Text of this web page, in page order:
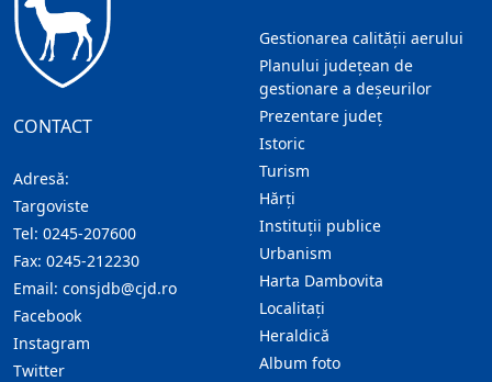
CONTACT
Adresă:
Targoviste
Tel: 0245-207600
Fax: 0245-212230
Email: consjdb@cjd.ro
Facebook
Instagram
Twitter
Gestionarea calității aerului
Planului județean de
gestionare a deșeurilor
Prezentare judeţ
Istoric
Turism
Hărţi
Instituţii publice
Urbanism
Harta Dambovita
Localitaţi
Heraldică
Album foto